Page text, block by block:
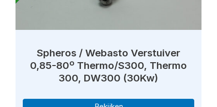
Spheros / Webasto Verstuiver
0,85-80º Thermo/S300, Thermo
300, DW300 (30Kw)